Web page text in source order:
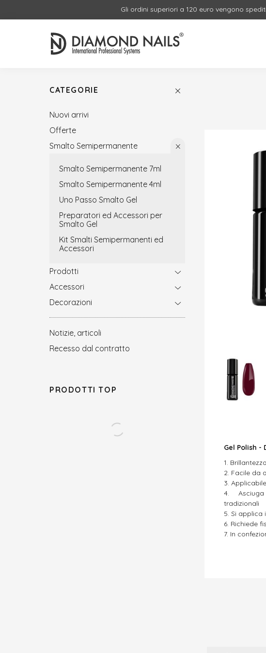
Gli ordini superiori a 120 euro vengono
CATEGORIE
Nuovi arrivi
Offerte
Smalto Semipermanente
Smalto Semipermanente 7ml
Smalto Semipermanente 4ml
Uno Passo Smalto Gel
Preparatori ed Accessori per
Smalto Gel
Kit Smalti Semipermanenti ed
Accessori
Prodotti
Accessori
Decorazioni
Notizie, articoli
Recesso dal contratto
PRODOTTI TOP
Gel Polish -
Facile da
tradizionali
Si applica
Richiede
In